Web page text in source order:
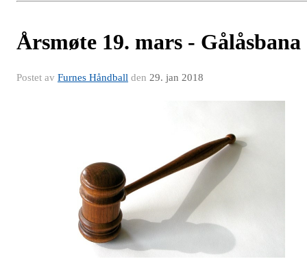
Årsmøte 19. mars - Gålåsbana
Postet av Furnes Håndball den 29. jan 2018